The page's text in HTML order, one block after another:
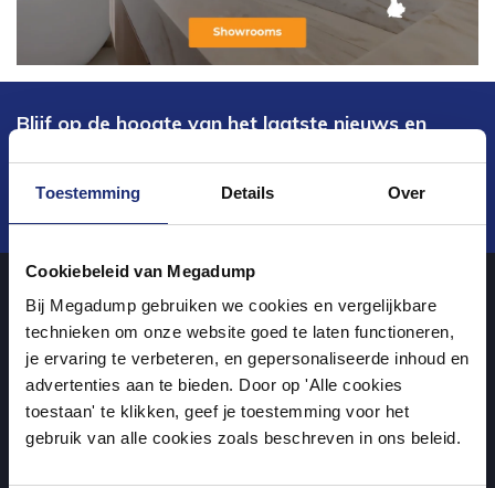
Toestemming Details Over
Cookiebeleid van Megadump
Bij Megadump gebruiken we cookies en vergelijkbare
technieken om onze website goed te laten functioneren,
je ervaring te verbeteren, en gepersonaliseerde inhoud en
advertenties aan te bieden. Door op 'Alle cookies
toestaan' te klikken, geef je toestemming voor het
gebruik van alle cookies zoals beschreven in ons beleid.
Blijf op de hoogte van het laatste nieuws en
Verstuur
Over ons
uw sanitairwinkel in Wormer waar u niet alleen in onze showroom
terecht kunt voor badkamertegels en sanitair, maar ook via de